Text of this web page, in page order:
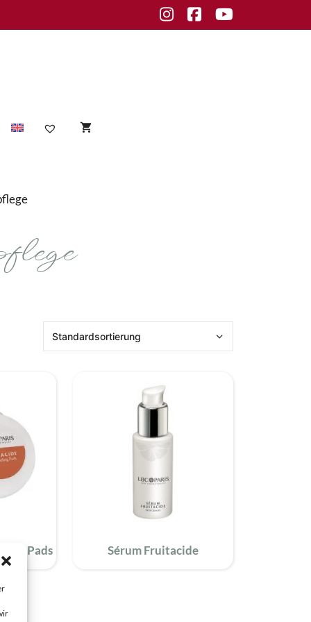
InstagramFacebookYoutube
Sensible Haut
Unreine Haut
Unreinheiten
Mischhaut
Feuchtigkeitspflege
Traditionelle Pflege
Pads Sérum Fruitacide